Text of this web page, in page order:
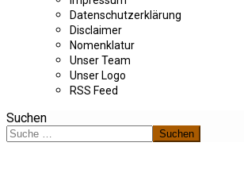
Datenschutzerklärung
Disclaimer
Nomenklatur
Unser Team
Unser Logo
RSS Feed
Suchen
Suchen